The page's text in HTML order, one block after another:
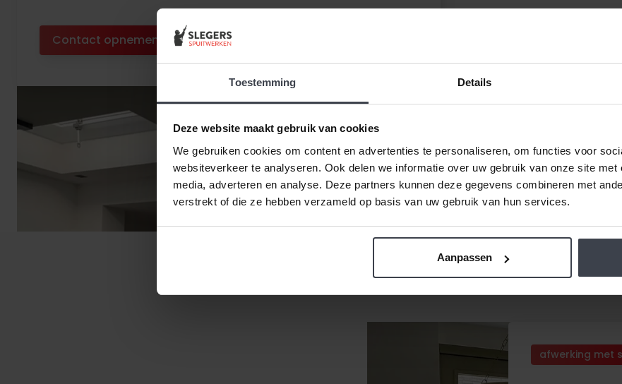
Toestemming Details
Deze website maakt gebruik van cookies
We gebruiken cookies om content en advertenties te personaliseren, om functies voor
websiteverkeer te analyseren. Ook delen we informatie over uw gebruik van onze site
media, adverteren en analyse. Deze partners kunnen deze gegevens combineren met
verstrekt of die ze hebben verzameld op basis van uw gebruik van hun services.
Aanpassen
Contact opnemen Diensten bekijken
afwerking met